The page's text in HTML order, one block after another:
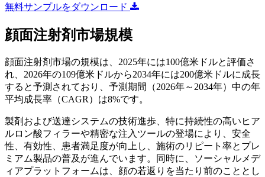
無料サンプルをダウンロード
顔面注射剤市場規模
顔面注射剤市場の規模は、2025年には100億米ドルと評価さ
れ、2026年の109億米ドルから2034年には200億米ドルに成長
すると予測されており、予測期間（2026年～2034年）中の年
平均成長率（CAGR）は8%です。
製剤および送達システムの技術進歩、特に持続性の高いヒア
ルロン酸フィラーや精密な注入ツールの登場により、安全
性、有効性、患者満足度が向上し、施術のリピート率とプレ
ミアム製品の普及が進んでいます。同時に、ソーシャルメデ
ィアプラットフォームは、顔の若返りを当たり前のこととし